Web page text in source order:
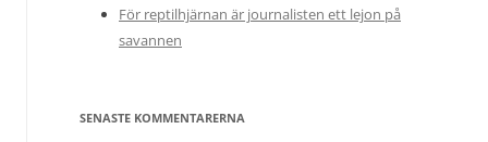
För reptilhjärnan är journalisten ett lejon på
savannen
SENASTE KOMMENTARERNA